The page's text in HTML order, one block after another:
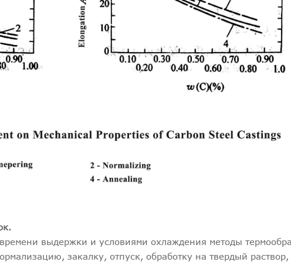
выдержки и условиями охлаждения методы
закалку, отпуск, обработку на твердый раствор,